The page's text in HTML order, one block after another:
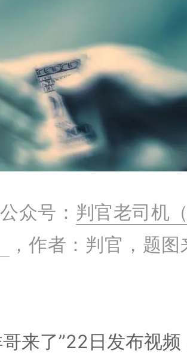
众号： 判官老司机
，作者：判官，题图
来了”22日发布视